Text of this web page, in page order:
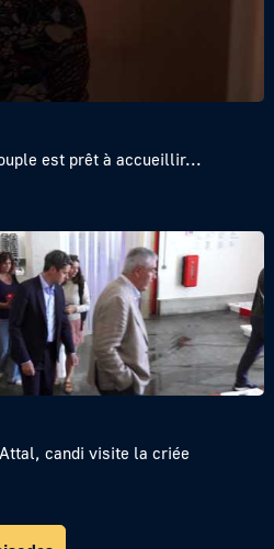
est prêt à accueillir...
candi visite la criée